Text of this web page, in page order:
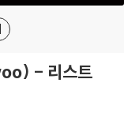
- 리스트